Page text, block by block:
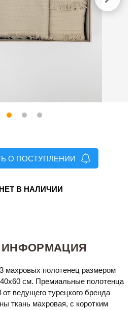
О ПОСТУПЛЕНИИ
НЕТ В НАЛИЧИИ
махровых полотенец размером
см. Премиальные полотенца
от ведущего турецкого бренда
ткань махровая, с коротким